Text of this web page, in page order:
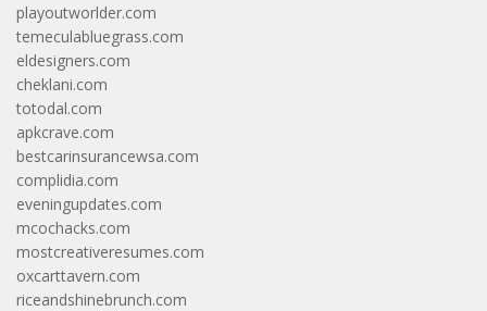
playoutworlder.com
temeculabluegrass.com
eldesigners.com
cheklani.com
totodal.com
apkcrave.com
bestcarinsurancewsa.com
complidia.com
eveningupdates.com
mcochacks.com
mostcreativeresumes.com
oxcarttavern.com
riceandshinebrunch.com